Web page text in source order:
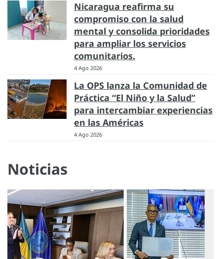
Nicaragua reafirma su
compromiso con la salud
mental y consolida prioridades
para ampliar los servicios
comunitarios.
4 Ago 2026
La OPS lanza la Comunidad de
Práctica “El Niño y la Salud”
para intercambiar experiencias
en las Américas
4 Ago 2026
Noticias